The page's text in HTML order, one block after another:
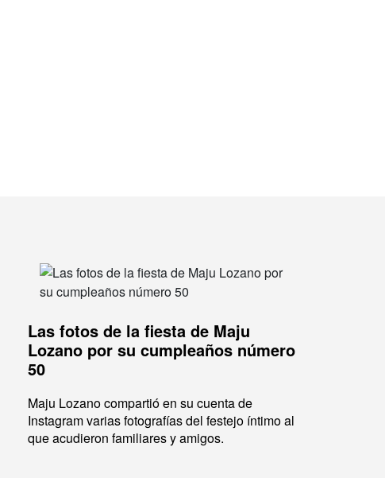
Las fotos de la fiesta de Maju
Lozano por su cumpleaños número
50
Maju Lozano compartió en su cuenta de
Instagram varias fotografías del festejo íntimo al
que acudieron familiares y amigos.